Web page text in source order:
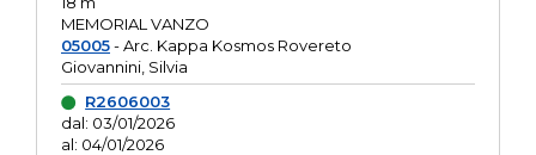
MEMORIAL VANZO
05005- Arc. Kappa Kosmos Rovereto
Giovannini, Silvia
R2606003
dal: 03/01/2026
al: 04/01/2026